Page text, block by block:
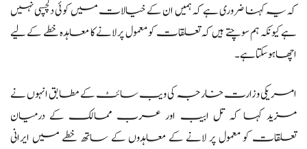
کہ یہ کہنا ضروری ہے کہ ہمیں ان کے خیالات میں کوئی دلچسپی نہیں
ہے کیونکہ ہم سوچتے ہیں کہ تعلقات کو معمول پر لانے کا معاہدہ خطے کے لیے
اچھا ہو سکتا ہے۔
امریکی وزارت خارجہ کی ویب سائٹ کے مطابق انہوں نے
مزید کہا کہ تل ابیب اور عرب ممالک کے درمیان
تعلقات کو معمول پر لانے کے معاہدوں کے ساتھ خطے میں ایرانی